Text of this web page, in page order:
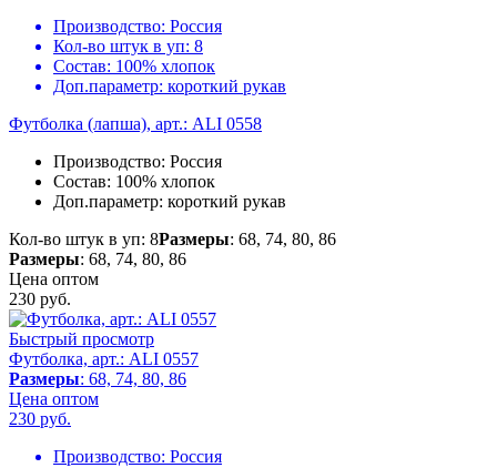
Производство: Россия
Кол-во штук в уп: 8
Состав: 100% хлопок
Доп.параметр: короткий рукав
Футболка (лапша), арт.: ALI 0558
Производство: Россия
Состав: 100% хлопок
Доп.параметр: короткий рукав
Кол-во штук в уп: 8Размеры: 68, 74, 80, 86
Размеры: 68, 74, 80, 86
Цена оптом
230 руб.
Быстрый просмотр
Футболка, арт.: ALI 0557
Размеры: 68, 74, 80, 86
Цена оптом
230 руб.
Производство: Россия